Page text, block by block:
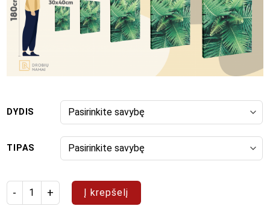
DYDIS
TIPAS
produkto kiekis: Paveikslas "Pop Art 125"
Į krepšelį